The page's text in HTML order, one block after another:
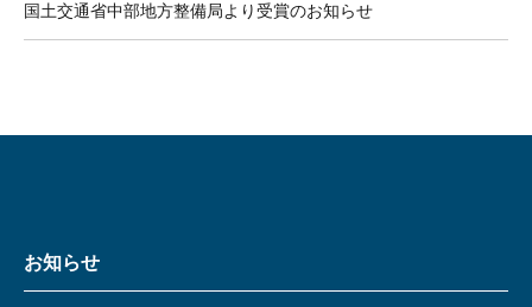
国土交通省中部地方整備局より受賞のお知らせ
お知らせ